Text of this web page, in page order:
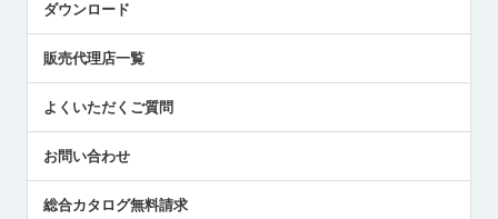
社員ブログ
中小企業のBCP地震対策
センサのテクニカルガイド
社長ブログ
ダウンロード
販売代理店一覧
よくいただくご質問
お問い合わせ
総合カタログ無料請求